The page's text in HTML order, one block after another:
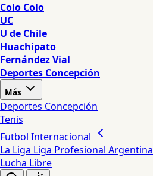
Colo Colo
UC
U de Chile
Huachipato
Fernández Vial
Deportes Concepción
Más
Deportes Concepción
Tenis
Futbol Internacional
La Liga Liga Profesional Argentina
Lucha Libre